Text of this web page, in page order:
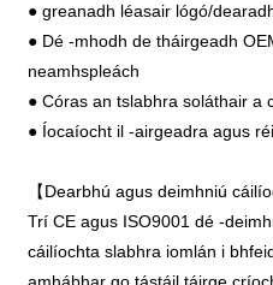
● greanadh léasair lógó/
● Dé -mhodh de tháirgeadh
neamhspleách
● Córas an tslabhra soláthair a
● Íocaíocht il -airgeadra agus
【Dearbhú agus deimhniú
Trí CE agus ISO9001 dé -
cáilíochta slabhra iomlán i